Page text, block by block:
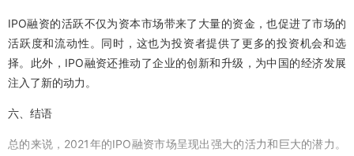
IPO融资的活跃不仅为资本市场带来了大量的资金，也促进了市场的
活跃度和流动性。同时，这也为投资者提供了更多的投资机会和选
择。此外，IPO融资还推动了企业的创新和升级，为中国的经济发展
注入了新的动力。
六、结语
总的来说，2021年的IPO融资市场呈现出强大的活力和巨大的潜力。